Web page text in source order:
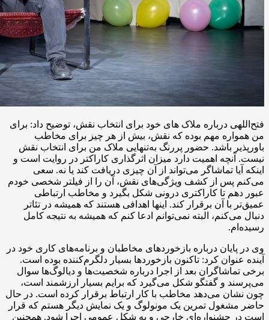
فتح‌اللهی درباره ملاک های خود برای انتخاب نقش، توضیح داد: برای
من همواره مهم بوده که نقش، بیش از هر چیز برای مخاطب
باورپذیر باشد. حضور پررنگ به‌تنهایی ملاک من برای انتخاب نقش
نیست. آنچه اهمیت دارد میزان اثرگذاری کاراکتر در روایت است و
اینکه آیا تماشاگر می‌تواند از آن چیزی دریافت کند یا نه. سعی
می‌کنم پس از کشف ویژگی‌های نقش، آن را از فیلتر شخصی خودم
عبور دهم تا کاراکتری درونی شکل بگیرد و مخاطب ارتباطی
عمیق‌تر با آن برقرار کند. اینها اهدافی هستند که همیشه در تئاتر
دنبال می‌کنم، البته نمی‌توانم ادعا کنم که همیشه به نتیجه کامل
رسیده‌ام.
وی در پایان درباره بازخوردهای مخاطبان و برنامه‌های کاری خود در
آینده عنوان کرد: تاکنون بازخوردها بسیار دلگرم‌کننده بوده است.
برخی تماشاگران بعد از اجرا درباره شخصیت‌ها و دیالوگ‌ها سوال
می‌پرسند و گفتگو شکل می‌گیرد که برایم بسیار ارزشمند است،
چون نشان می‌دهد مخاطب با کار ارتباط برقرار کرده است. در حال
حاضر مشغول تمرین یک مونولوگ و یک نمایش دیگر هستم که قرار
است در جشنواره‌ای خارجی و به شکل عمومی اجرا شود. همچنین